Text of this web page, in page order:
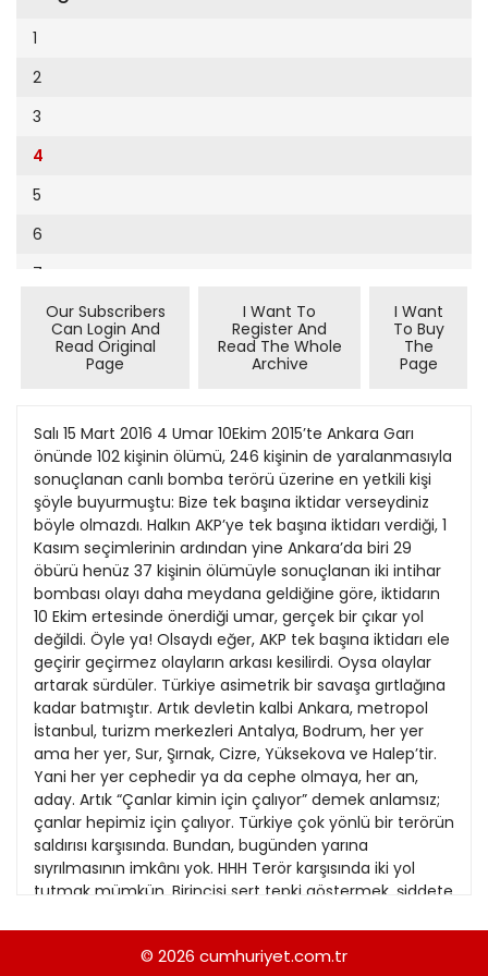
Cumhuriyet Sağlıklı Beslenme
Cumhuriyet Sokak
Cumhuriyet Spor
Cumhuriyet Strateji
Cumhuriyet Tarım
Cumhuriyet Yılbaşı
Çerçeve Eki
Dergi Eki
Ekonomi Eki
Evleniyoruz
Güney Dogu
Kitap Eki
Özel Ekler
Özel Okullar
Sevgililer Günü
Siyaset Eki
Sürdürülebilir yaşam
Turizm Eki
Yerel Yönetimler
1994
1991
1990
1989
1988
1987
1986
1985
1984
1983
1982
1981
1980
9
10
11
12
13
14
15
16
19
20
21
22
23
24
25
26
27
28
29
30
31
1
2
3
4
5
6
7
11
13
14
15
16
17
18
Our Subscribers
Can Login And
Read Original
Page
I Want To
Register And
Read The Whole
Archive
I Want
To Buy
The
Page
Salı 15 Mart 2016 4 Umar 10Ekim 2015’te Ankara Garı
önünde 102 kişinin ölümü, 246 kişinin de yaralanmasıyla
sonuçlanan canlı bomba terörü üzerine en yetkili kişi
şöyle buyurmuştu: Bize tek başına iktidar verseydiniz
böyle olmazdı. Halkın AKP’ye tek başına iktidarı verdiği, 1
Kasım seçimlerinin ardından yine Ankara’da biri 29
öbürü henüz 37 kişinin ölümüyle sonuçlanan iki intihar
bombası olayı daha meydana geldiğine göre, iktidarın
10 Ekim ertesinde önerdiği umar, gerçek bir çıkar yol
değildi. Öyle ya! Olsaydı eğer, AKP tek başına iktidarı ele
geçirir geçirmez olayların arkası kesilirdi. Oysa olaylar
artarak sürdüler. Türkiye asimetrik bir savaşa gırtlağına
kadar batmıştır. Artık devletin kalbi Ankara, metropol
İstanbul, turizm merkezleri Antalya, Bodrum, her yer
ama her yer, Sur, Şırnak, Cizre, Yüksekova ve Halep’tir.
Yani her yer cephedir ya da cephe olmaya, her an,
aday. Artık “Çanlar kimin için çalıyor” demek anlamsız;
çanlar hepimiz için çalıyor. Türkiye çok yönlü bir terörün
saldırısı karşısında. Bundan, bugünden yarına
sıyrılmasının imkânı yok. HHH Terör karşısında iki yol
tutmak mümkün. Birincisi sert tepki göstermek, şiddete
ortamdan yararlanarak toplumun üzerindeki baskıyı
biraz daha artırmak, demir yumruklu bir iktidar
© 2026 cumhuriyet.com.tr